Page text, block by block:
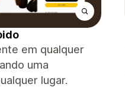
em qualquer
uma
lugar.